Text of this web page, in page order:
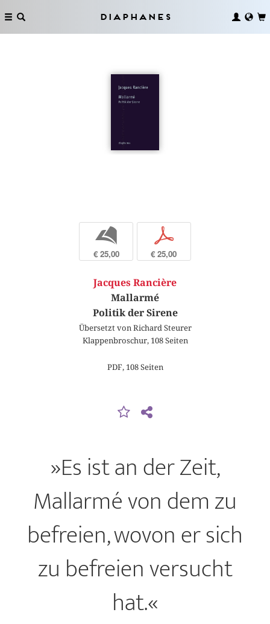
Diaphanes
b
€ 25,00
p
€ 25,00
Jacques Rancière
Mallarmé
Politik der Sirene
Übersetzt von Richard Steurer
Klappenbroschur, 108 Seiten
PDF, 108 Seiten
»Es ist an der Zeit,
Mallarmé von dem zu
befreien, wovon er sich
zu befreien versucht
hat.«